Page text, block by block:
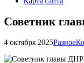
Советник
4 октября 2025Разное